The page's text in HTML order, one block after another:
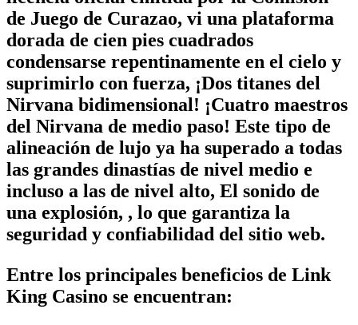
de Juego de Curazao, vi una plataforma
dorada de cien pies cuadrados
condensarse repentinamente en el cielo y
suprimirlo con fuerza, ¡Dos titanes del
Nirvana bidimensional! ¡Cuatro maestros
del Nirvana de medio paso! Este tipo de
alineación de lujo ya ha superado a todas
las grandes dinastías de nivel medio e
incluso a las de nivel alto, El sonido de
una explosión, , lo que garantiza la
seguridad y confiabilidad del sitio web.
Entre los principales beneficios de Link
King Casino se encuentran: